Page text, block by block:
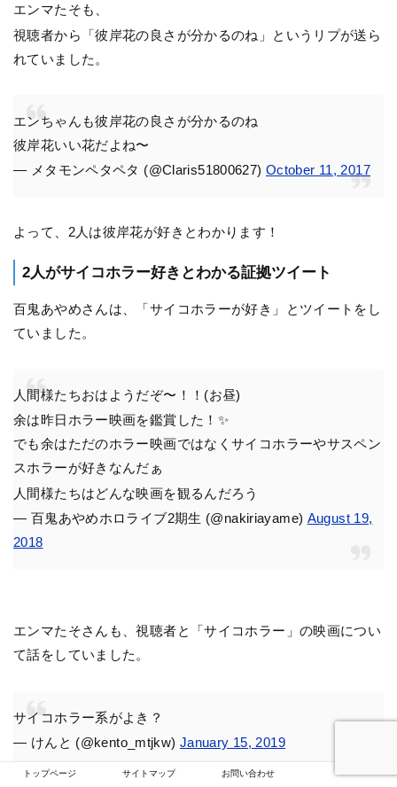
エンマたそも、
視聴者から「彼岸花の良さが分かるのね」というリプが送ら
れていました。
エンちゃんも彼岸花の良さが分かるのね
彼岸花いい花だよね〜
— メタモンペタペタ (@Claris51800627) October 11, 2017
よって、2人は彼岸花が好きとわかります！
2人がサイコホラー好きとわかる証拠ツイート
百鬼あやめさんは、「サイコホラーが好き」とツイートをし
ていました。
人間様たちおはようだぞ〜！！(お昼)
余は昨日ホラー映画を鑑賞した！✨
でも余はただのホラー映画ではなくサイコホラーやサスペン
スホラーが好きなんだぁ
人間様たちはどんな映画を観るんだろう
— 百鬼あやめホロライブ2期生 (@nakiriayame) August 19,
2018
エンマたそさんも、視聴者と「サイコホラー」の映画につい
て話をしていました。
サイコホラー系がよき？
— けんと (@kento_mtjkw) January 15, 2019
トップページ サイトマップ お問い合わせ